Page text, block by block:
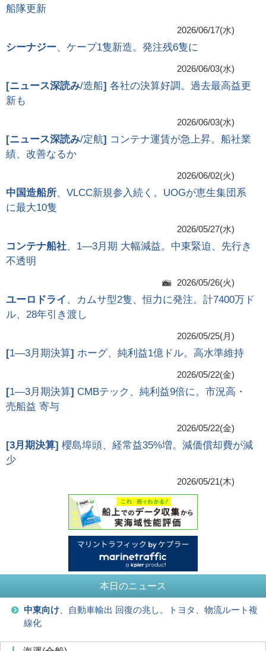
船隊更新
2026/06/17(水)
シーナジー、ケープ1隻新造。発注残6隻に
2026/06/03(水)
[ニュース深読み/造船] 各社の決算好調。過去最高益更
新も
2026/06/03(水)
[ニュース深読み/定航] コンテナ運賃が急上昇。船社業
績、改善なるか
2026/06/02(火)
中国造船所、VLCC新規参入続く。UOGが恵生集団系
に最大10隻
2026/05/27(水)
コンテナ船社、1―3月期 大幅減益。中東緊迫、先行き
不透明
2026/05/26(火)
ユーロドライ 、カムサ型2隻、恒力に発注。計7400万ド
ル、28年引き渡し
2026/05/25(月)
[1―3月期決算] ホーグ、純利益1億ドル。高水準維持
2026/05/22(金)
[1―3月期決算] CMBテック、純利益9倍に。市況高・
売船益 寄与
2026/05/22(金)
[3月期決算] 櫻島埠頭、経常益35%増。減価償却費が減
少
2026/05/21(木)
本日のニュース
中東向け 、自動車輸出 回復の兆し。トヨタ、物流ルート複
線化